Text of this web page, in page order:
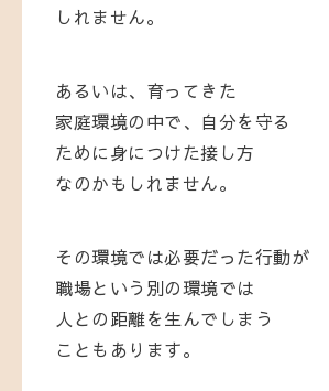
しれません。
あるいは、育ってきた
家庭環境の中で、自分を守る
ために身につけた接し方
なのかもしれません。
その環境では必要だった行動が
職場という別の環境では
人との距離を生んでしまう
こともあります。